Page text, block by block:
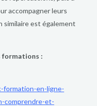
accompagner leurs
similaire est également
formations :
formation-en-ligne-
comprendre-et-